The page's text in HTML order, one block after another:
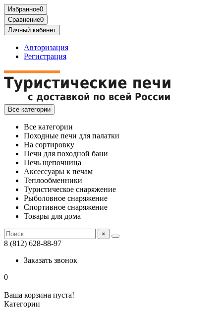
Избранное0
Сравнение0
Личный кабинет
Авторизация
Регистрация
Все категории
Все категории
Походные печи для палатки
На сортировку
Печи для походной бани
Печь щепочница
Аксессуары к печам
Теплообменники
Туристическое снаряжение
Рыболовное снаряжение
Спортивное снаряжение
Товары для дома
×
8 (812) 628-88-97
Заказать звонок
0
Ваша корзина пуста!
Категории